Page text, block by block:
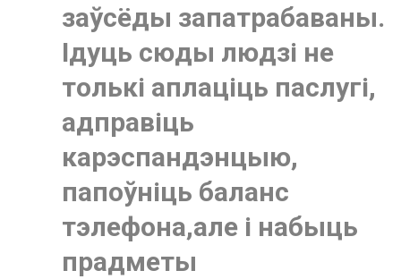
заўсёды запатрабаваны.
Ідуць сюды людзі не
толькі аплаціць паслугі,
адправіць
карэспандэнцыю,
папоўніць баланс
тэлефона,але і набыць
прадметы